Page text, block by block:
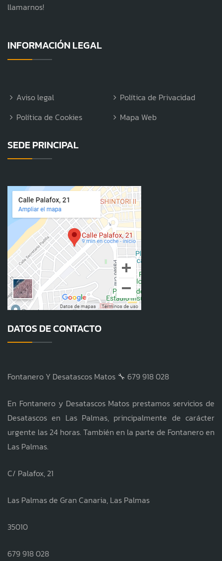
llamarnos!
INFORMACIÓN LEGAL
Aviso legal
Política de Privacidad
Política de Cookies
Mapa Web
SEDE PRINCIPAL
DATOS DE CONTACTO
Fontanero Y Desatascos Matos 🔧 679 918 028
En Fontanero y Desatascos Matos prestamos servicios de
Desatascos en Las Palmas, principalmente de carácter
urgente las 24 horas. También en la parte de Fontanero en
Las Palmas.
C/ Palafox, 21
Las Palmas de Gran Canaria, Las Palmas
35010
679 918 028